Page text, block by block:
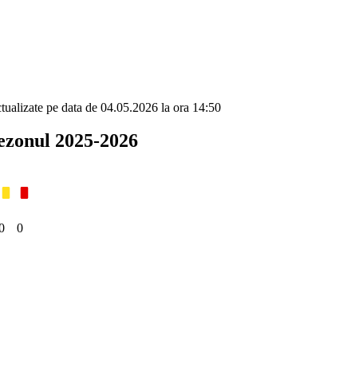
pe data de 04.05.2026 la ora 14:50
2025-2026
0